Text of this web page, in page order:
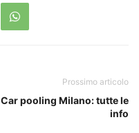
Prossimo articolo
Car pooling Milano: tutte le
info